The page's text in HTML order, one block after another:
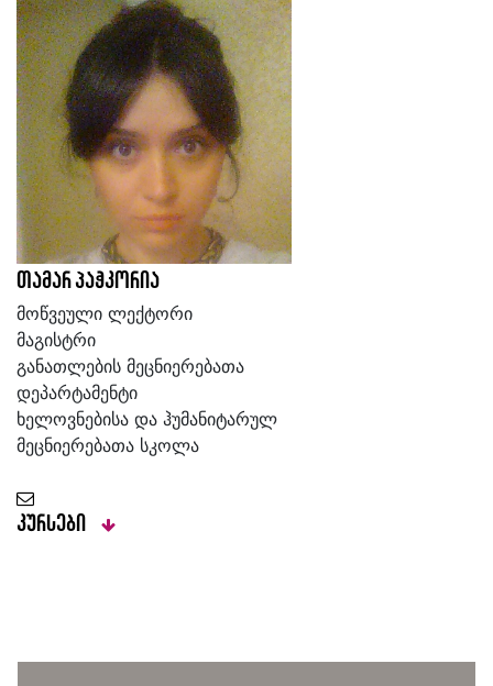
თამარ პაჭკორია
მოწვეული ლექტორი
მაგისტრი
განათლების მეცნიერებათა
დეპარტამენტი
ხელოვნებისა და ჰუმანიტარულ
მეცნიერებათა სკოლა
კურსები